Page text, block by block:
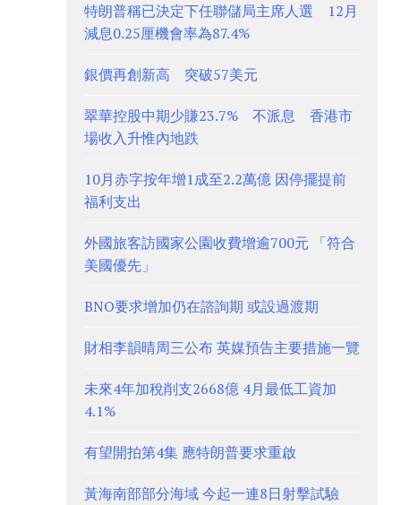
特朗普稱已決定下任聯儲局主席人選 12月
減息0.25厘機會率為87.4%
銀價再創新高 突破57美元
翠華控股中期少賺23.7% 不派息 香港市
場收入升惟內地跌
10月赤字按年增1成至2.2萬億 因停擺提前
福利支出
外國旅客訪國家公園收費增逾700元 「符合
美國優先」
BNO要求增加仍在諮詢期 或設過渡期
財相李韻晴周三公布 英媒預告主要措施一覽
未來4年加稅削支2668億 4月最低工資加
4.1%
有望開拍第4集 應特朗普要求重啟
黃海南部部分海域 今起一連8日射擊試驗